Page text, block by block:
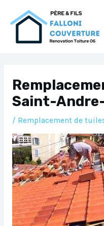
Saint-
/ Remplacement de